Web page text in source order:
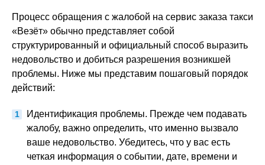
Процесс обращения с жалобой на сервис заказа такси
«Везёт» обычно представляет собой
структурированный и официальный способ выразить
недовольство и добиться разрешения возникшей
проблемы. Ниже мы представим пошаговый порядок
действий:
Идентификация проблемы. Прежде чем подавать
жалобу, важно определить, что именно вызвало
ваше недовольство. Убедитесь, что у вас есть
четкая информация о событии, дате, времени и